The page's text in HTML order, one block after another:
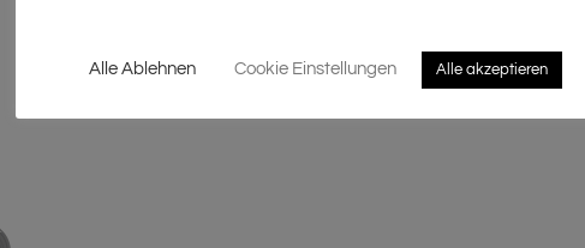
Alle Ablehnen Cookie Einstellungen Alle akzeptieren